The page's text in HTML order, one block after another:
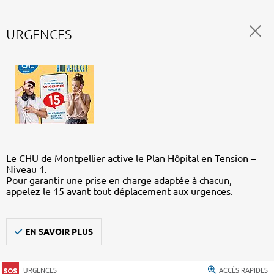
URGENCES
Le CHU de Montpellier active le Plan Hôpital en Tension –
Niveau 1.
Pour garantir une prise en charge adaptée à chacun,
appelez le 15 avant tout déplacement aux urgences.
EN SAVOIR PLUS
URGENCES ACCÈS RAPIDES